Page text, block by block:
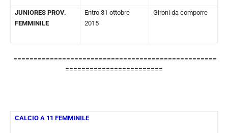
JUNIORES PROV.
FEMMINILE
Entro 31 ottobre
2015
Gironi da comporre
==================================================
========================
CALCIO A 11 FEMMINILE